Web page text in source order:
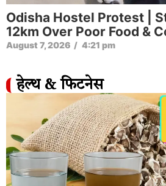
Odisha Hostel Protest |
12km Over Poor Food &
August 7, 2026 / 4:21 pm
हेल्थ & फिटनेस